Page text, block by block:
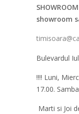
showroom
Bulevardul
!!!! Luni,
17.00.
Marti si Joi